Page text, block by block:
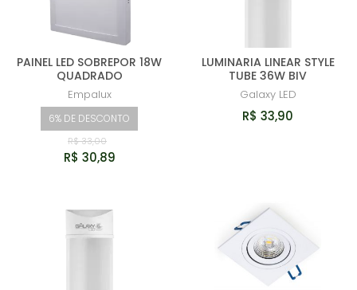
PAINEL LED SOBREPOR 18W
QUADRADO
Empalux
6% DE DESCONTO
R$ 33,00
R$ 30,89
LUMINARIA LINEAR STYLE
TUBE 36W BIV
Galaxy LED
R$ 33,90